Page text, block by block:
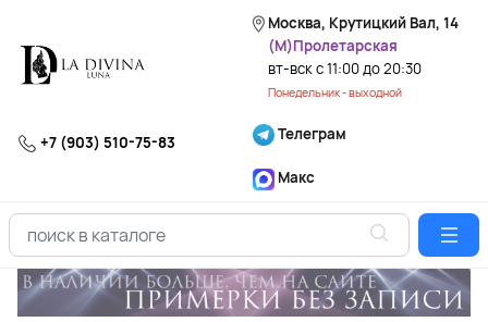
Москва, Крутицкий Вал, 14
(М)Пролетарская
вт-вск с 11:00 до 20:30
Понедельник - выходной
+7 (903) 510-75-83 Телеграм
Макс